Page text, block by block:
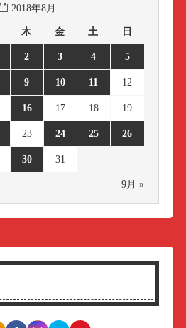
2018年8月
木 金 土 日
2 3 4 5
9 10 11 12
16 17 18 19
23 24 25 26
30 31
9月 »